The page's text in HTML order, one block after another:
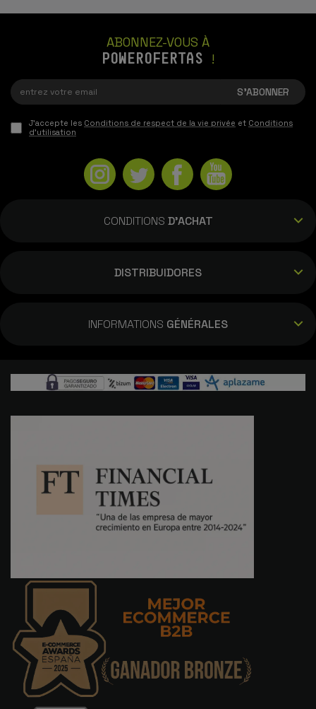
ABONNEZ-VOUS À
POWEROFERTAS !
J'accepte les Conditions de respect de la vie privée et Conditions
d'utilisation
CONDITIONS D'ACHAT
DISTRIBUIDORES
INFORMATIONS GÉNÉRALES